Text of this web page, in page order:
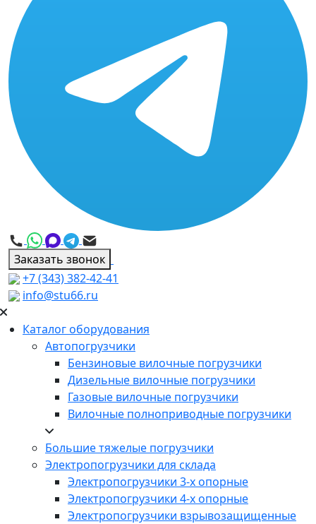
Заказать звонок
+7 (343) 382-42-41
info@stu66.ru
Каталог оборудования
Автопогрузчики
Бензиновые вилочные погрузчики
Дизельные вилочные погрузчики
Газовые вилочные погрузчики
Вилочные полноприводные погрузчики
Большие тяжелые погрузчики
Электропогрузчики для склада
Электропогрузчики 3-х опорные
Электропогрузчики 4-х опорные
Электропогрузчики взрывозащищенные